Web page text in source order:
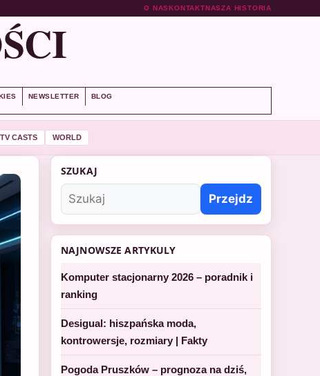
O NASKONTAKTNASZA HISTORIA
NEWSLETTER BLOG
TV CASTS WORLD
SZUKAJ
Przejdz
NAJNOWSZE ARTYKULY
Komputer stacjonarny 2026 – poradnik i
ranking
Desigual: hiszpańska moda,
kontrowersje, rozmiary | Fakty
Pogoda Pruszków – prognoza na dziś,